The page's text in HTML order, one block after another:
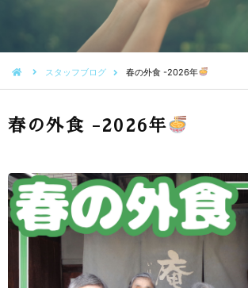
スタッフブログ 春の外食 -2026年
春の外食 -2026年